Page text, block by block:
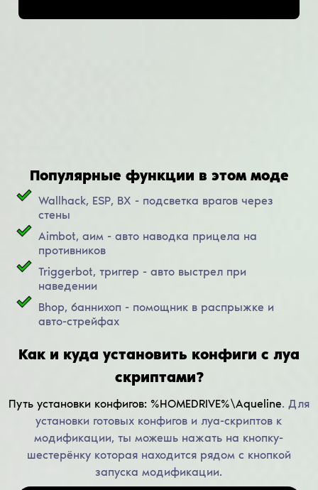
Популярные функции в этом моде
Wallhack, ESP, ВХ - подсветка врагов через
стены
Aimbot, аим - авто наводка прицела на
противников
Triggerbot, триггер - авто выстрел при
наведении
Bhop, баннихоп - помощник в распрыжке и
авто-стрейфах
Как и куда установить конфиги с луа
скриптами?
Путь установки конфигов: %HOMEDRIVE%\Aqueline. Для
установки готовых конфигов и луа-скриптов к
модификации, ты можешь нажать на кнопку-
шестерёнку которая находится рядом с кнопкой
запуска модификации.